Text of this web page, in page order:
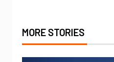
MORE STORIES